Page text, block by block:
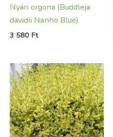
Nyári orgona (Buddleja
davidii Nanho Blue)
3 580 Ft